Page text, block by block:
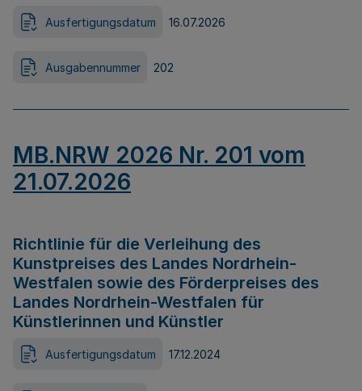
Ausfertigungsdatum 16.07.2026
Ausgabennummer 202
MB.NRW 2026 Nr. 201 vom
21.07.2026
Richtlinie für die Verleihung des
Kunstpreises des Landes Nordrhein-
Westfalen sowie des Förderpreises des
Landes Nordrhein-Westfalen für
Künstlerinnen und Künstler
Ausfertigungsdatum 17.12.2024